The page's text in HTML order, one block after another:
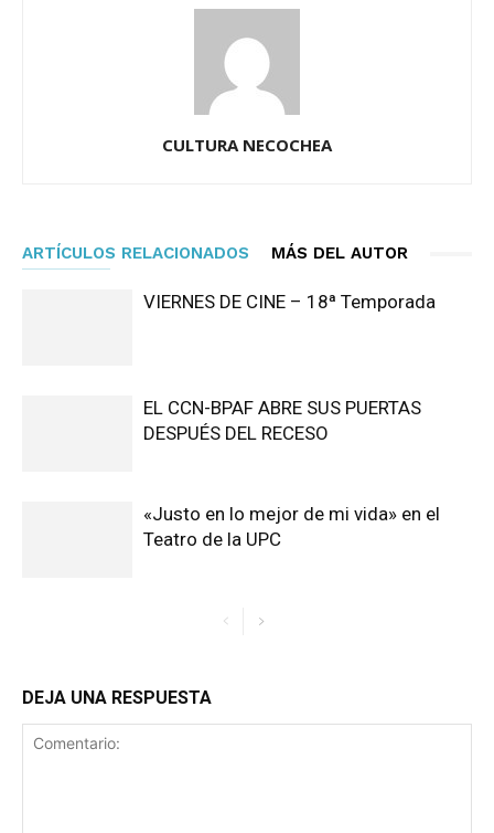
CULTURA NECOCHEA
ARTÍCULOS RELACIONADOS MÁS DEL AUTOR
VIERNES DE CINE – 18ª Temporada
EL CCN-BPAF ABRE SUS PUERTAS
DESPUÉS DEL RECESO
«Justo en lo mejor de mi vida» en el
Teatro de la UPC
DEJA UNA RESPUESTA